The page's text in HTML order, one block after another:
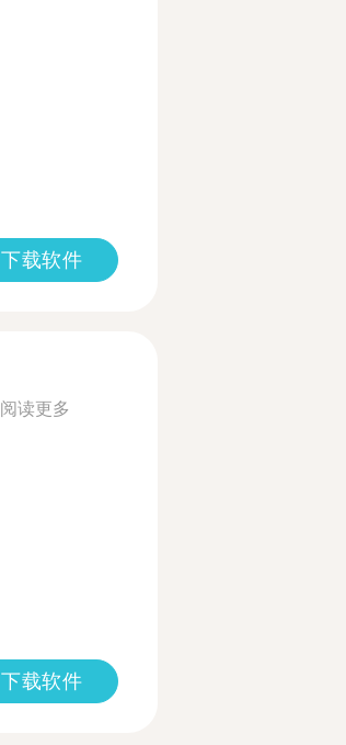
下载软件
阅读更多
下载软件